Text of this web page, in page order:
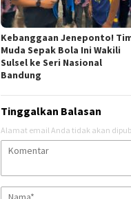
Kebanggaan Jeneponto!
Muda Sepak Bola Ini Wakili
Sulsel ke Seri Nasional
Bandung
Tinggalkan Balasan
Alamat email Anda tidak akan